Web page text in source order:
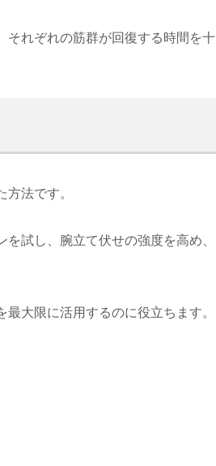
それぞれの筋群が回復する時間を十
法です。
試し、腕立て伏せの強度を高め、
大限に活用するのに役立ちます。